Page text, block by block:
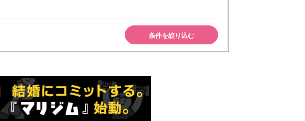
条件を絞り込む